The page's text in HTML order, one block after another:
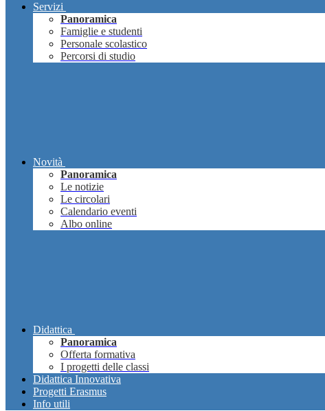
Servizi
Panoramica
Famiglie e studenti
Personale scolastico
Percorsi di studio
Novità
Panoramica
Le notizie
Le circolari
Calendario eventi
Albo online
Didattica
Panoramica
Offerta formativa
I progetti delle classi
Didattica Innovativa
Progetti Erasmus
Info utili